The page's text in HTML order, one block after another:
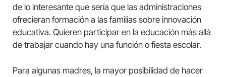
de lo interesante que sería que las administraciones
ofrecieran formación a las familias sobre innovación
educativa. Quieren participar en la educación más allá
de trabajar cuando hay una función o fiesta escolar.
Para algunas madres, la mayor posibilidad de hacer